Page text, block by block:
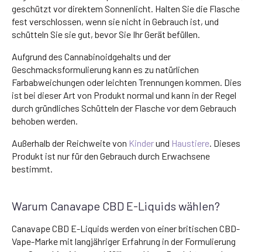
geschützt vor direktem Sonnenlicht. Halten Sie die Flasche
fest verschlossen, wenn sie nicht in Gebrauch ist, und
schütteln Sie sie gut, bevor Sie Ihr Gerät befüllen.
Aufgrund des Cannabinoidgehalts und der
Geschmacksformulierung kann es zu natürlichen
Farbabweichungen oder leichten Trennungen kommen. Dies
ist bei dieser Art von Produkt normal und kann in der Regel
durch gründliches Schütteln der Flasche vor dem Gebrauch
behoben werden.
Außerhalb der Reichweite von Kinderund Haustiere . Dieses
Produkt ist nur für den Gebrauch durch Erwachsene
bestimmt.
Warum Canavape CBD E-Liquids wählen?
Canavape CBD E-Liquids werden von einer britischen CBD-
Vape-Marke mit langjähriger Erfahrung in der Formulierung